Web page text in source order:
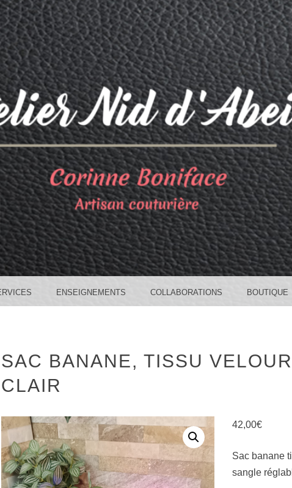
ENSEIGNEMENTS COLLABORATIONS BOUTIQUE
SAC BANANE, TISSU
CLAIR
42,00€
Sac banane
sangle